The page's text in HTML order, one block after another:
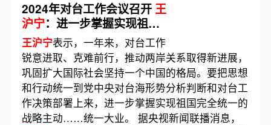
2024年对台工作会议召开 王
沪宁：进一步掌握实现祖国
完全统一的战略主动
王沪宁表示，一年来，对台工作
锐意进取、克难前行，推动两岸关系取得新进展，
巩固扩大国际社会坚持一个中国的格局。要把思想
和行动统一到党中央对台海形势分析判断和对台工
作决策部署上来，进一步掌握实现祖国完全统一的
战略主动……统一大业。 据央视新闻联播消息，